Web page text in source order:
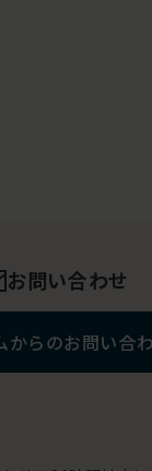
お問い合わせ
からのお問い合